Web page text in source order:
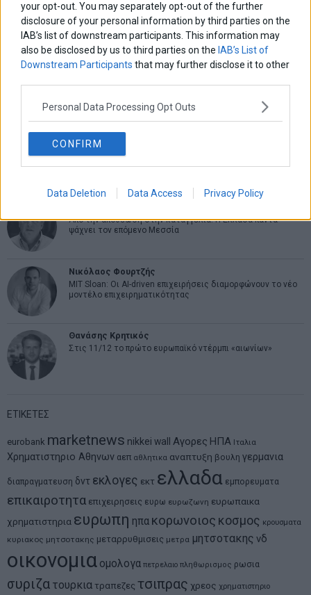
your opt-out. You may separately opt-out of the further
disclosure of your personal information by third parties on the
IAB’s list of downstream participants. This information may
also be disclosed by us to third parties on the IAB’s List of
Downstream Participants that may further disclose it to other
Personal Data Processing Opt Outs
CONFIRM
Data Deletion Data Access Privacy Policy
Ελευθερία Κούρταλη
Οι «τιμωροί» των ομολόγων επέστρεψαν
Σταματίνα Σταματάκου
Η βία κατά των ζώων δεν αντέχει βολικές ερμηνείες
Από την αποθέωση στην καταγγελία: Η Ελλάδα πάντα
ψάχνει τον επόμενο Μεσσία
Νικόλαος Φουρτζής
MIT Sloan: Οι AI-driven επιχειρήσεις διαμορφώνουν το νέο
μοντέλο επιχειρηματικότητας
Θανάσης Κρητικός
Στις 11/12 το πρώτο ευρωπαϊκό ντέρμπι «αιωνίων»
ΕΤΙΚΕΤΕΣ
eurobank marketnews nikkei wall Αγορες ΗΠΑ Ιταλια
Χρηματιστηριο Αθηνων αεπ αθλητικα αναπτυξη βουλη γερμανια
διαπραγματευση δντ εκλογες εκτ ελλαδα εμπορευματα
επικαιροτητα επιχειρησεις ευρω ευρωζωνη ευρωπαικα
χρηματιστηρια ευρωπη ηπα κορωνοιος κοσμος κρουσματα
κυριακος μητσοτακης μεταρρυθμισεις μετρα μητσοτακης νδ
οικονομια ομολογα πετρελαιο πληθωρισμος ρωσια
συριζα τουρκια τραπεζες τσιπρας χρεος χρηματιστηριο